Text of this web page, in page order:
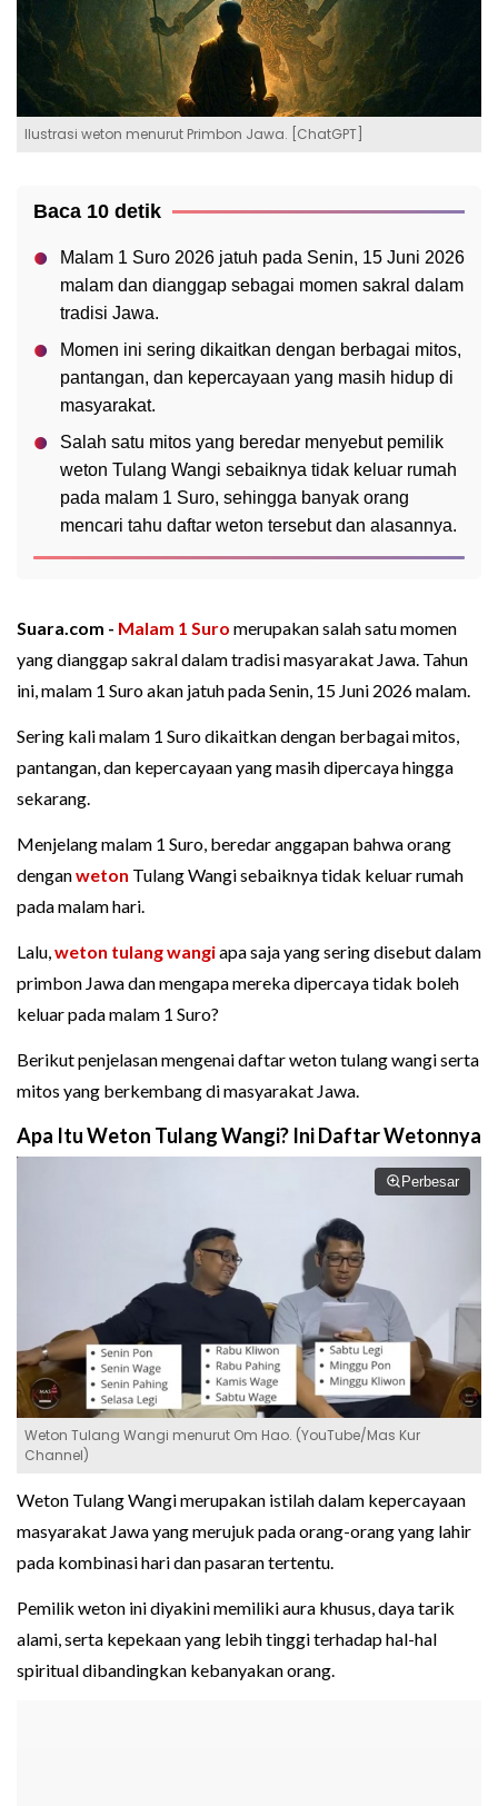
Ilustrasi weton menurut Primbon Jawa. [ChatGPT]
Baca 10 detik
Malam 1 Suro 2026 jatuh pada Senin, 15 Juni 2026
malam dan dianggap sebagai momen sakral dalam
tradisi Jawa.
Momen ini sering dikaitkan dengan berbagai mitos,
pantangan, dan kepercayaan yang masih hidup di
masyarakat.
Salah satu mitos yang beredar menyebut pemilik
weton Tulang Wangi sebaiknya tidak keluar rumah
pada malam 1 Suro, sehingga banyak orang
mencari tahu daftar weton tersebut dan alasannya.
Suara.com - Malam 1 Suro merupakan salah satu momen
yang dianggap sakral dalam tradisi masyarakat Jawa. Tahun
ini, malam 1 Suro akan jatuh pada Senin, 15 Juni 2026 malam.
Sering kali malam 1 Suro dikaitkan dengan berbagai mitos,
pantangan, dan kepercayaan yang masih dipercaya hingga
sekarang.
Menjelang malam 1 Suro, beredar anggapan bahwa orang
denganweton Tulang Wangi sebaiknya tidak keluar rumah
pada malam hari.
Lalu,weton tulang wangiapa saja yang sering disebut dalam
primbon Jawa dan mengapa mereka dipercaya tidak boleh
keluar pada malam 1 Suro?
Berikut penjelasan mengenai daftar weton tulang wangi serta
mitos yang berkembang di masyarakat Jawa.
Apa Itu Weton Tulang Wangi? Ini Daftar Wetonnya
Perbesar
Weton Tulang Wangi menurut Om Hao. (YouTube/Mas Kur
Channel)
Weton Tulang Wangi merupakan istilah dalam kepercayaan
masyarakat Jawa yang merujuk pada orang-orang yang lahir
pada kombinasi hari dan pasaran tertentu.
Pemilik weton ini diyakini memiliki aura khusus, daya tarik
alami, serta kepekaan yang lebih tinggi terhadap hal-hal
spiritual dibandingkan kebanyakan orang.